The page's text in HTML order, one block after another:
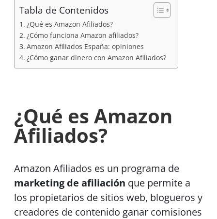
Tabla de Contenidos
¿Qué es Amazon Afiliados?
¿Cómo funciona Amazon afiliados?
Amazon Afiliados España: opiniones
¿Cómo ganar dinero con Amazon Afiliados?
¿Qué es Amazon
Afiliados?
Amazon Afiliados es un programa de
marketing de afiliación que permite a
los propietarios de sitios web, blogueros y
creadores de contenido ganar comisiones